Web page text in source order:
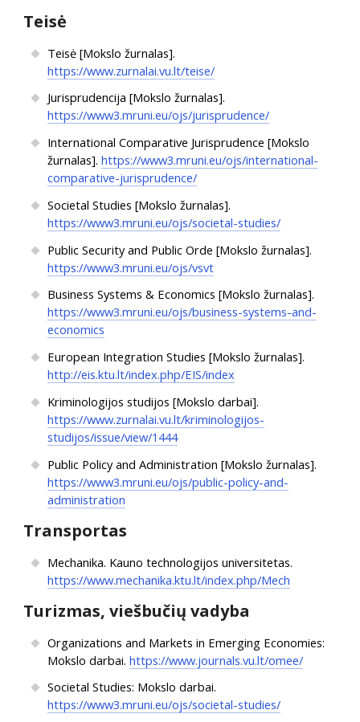
Teisė
Teisė [Mokslo žurnalas].
https://www.zurnalai.vu.lt/teise/
Jurisprudencija [Mokslo žurnalas].
https://www3.mruni.eu/ojs/jurisprudence/
International Comparative Jurisprudence [Mokslo
žurnalas].https://www3.mruni.eu/ojs/international-
comparative-jurisprudence/
Societal Studies [Mokslo žurnalas].
https://www3.mruni.eu/ojs/societal-studies/
Public Security and Public Orde [Mokslo žurnalas].
https://www3.mruni.eu/ojs/vsvt
Business Systems & Economics [Mokslo žurnalas].
https://www3.mruni.eu/ojs/business-systems-and-
economics
European Integration Studies [Mokslo žurnalas].
http://eis.ktu.lt/index.php/EIS/index
Kriminologijos studijos [Mokslo darbai].
https://www.zurnalai.vu.lt/kriminologijos-
studijos/issue/view/1444
Public Policy and Administration [Mokslo žurnalas].
https://www3.mruni.eu/ojs/public-policy-and-
administration
Transportas
Mechanika. Kauno technologijos universitetas.
https://www.mechanika.ktu.lt/index.php/Mech
Turizmas, viešbučių vadyba
Organizations and Markets in Emerging Economies:
Mokslo darbai.https://www.journals.vu.lt/omee/
Societal Studies: Mokslo darbai.
https://www3.mruni.eu/ojs/societal-studies/